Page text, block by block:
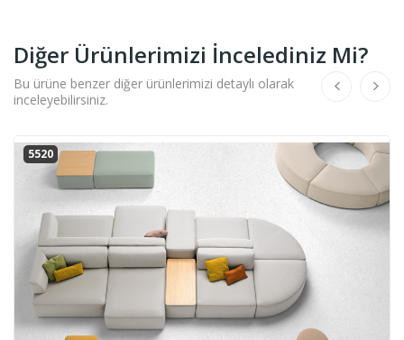
Diğer Ürünlerimizi İncelediniz Mi?
Bu ürüne benzer diğer ürünlerimizi detaylı olarak
inceleyebilirsiniz.
5520